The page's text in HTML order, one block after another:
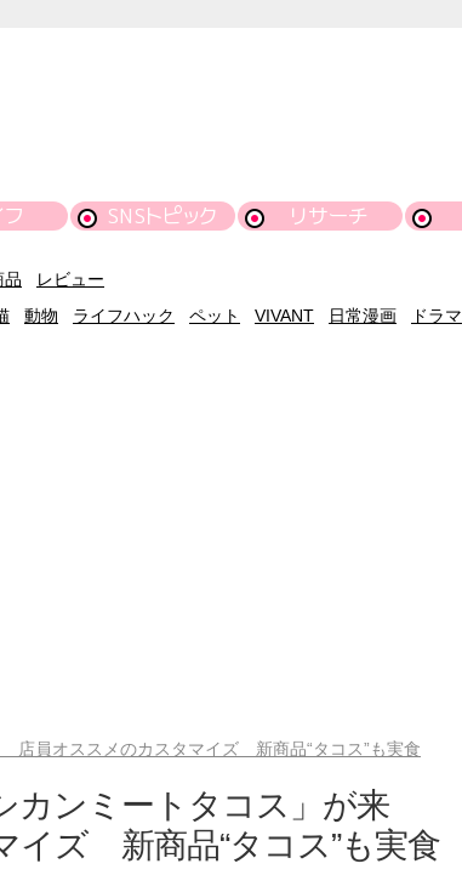
SNSトピック リサーチ
品
レビュー
動物 ライフハック ペット VIVANT 日常漫画 ドラマ
店員オススメのカスタマイズ 新商品“タコス”も実食
カンミートタコス」が来
ズ 新商品“タコス”も実食